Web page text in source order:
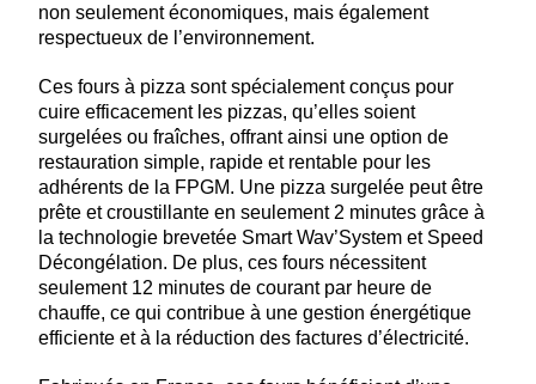
non seulement économiques, mais également
respectueux de l’environnement.
Ces fours à pizza sont spécialement conçus pour
cuire efficacement les pizzas, qu’elles soient
surgelées ou fraîches, offrant ainsi une option de
restauration simple, rapide et rentable pour les
adhérents de la FPGM. Une pizza surgelée peut être
prête et croustillante en seulement 2 minutes grâce à
la technologie brevetée Smart Wav’System et Speed
Décongélation. De plus, ces fours nécessitent
seulement 12 minutes de courant par heure de
chauffe, ce qui contribue à une gestion énergétique
efficiente et à la réduction des factures d’électricité.